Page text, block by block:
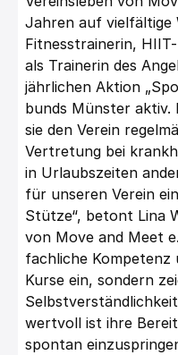
Jahren auf vielfältige
Fitnesstrainerin,
als Trainerin des
jährlichen Aktion
bunds Münster
sie den Verein
Vertretung bei
in Urlaubszeiten
für unseren Verein
Stütze“, betont Lina
von Move and Meet
fachliche
Kurse ein, sondern
wertvoll ist ihre
spontan